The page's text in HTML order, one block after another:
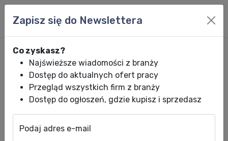
Zapisz się do Newslettera
Co zyskasz?
Najświeższe wiadomości z branży
Dostęp do aktualnych ofert pracy
Przegląd wszystkich firm z branży
Dostęp do ogłoszeń, gdzie kupisz i sprzedasz
Podaj adres e-mail